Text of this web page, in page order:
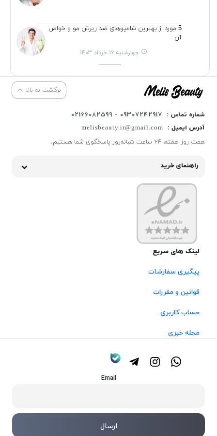
5 مورد از بهترین شامپوهای ضد ریزش مو و خواص
آن
چهارشنبه 16 خرداد 1403
برگشت به بالا
شماره تماس :
09307242917 - 02166082599
آدرس ایمیل :
melisbeauty.ir@gmail.com
هفت روز هفته، ۲۴ ساعت شبانه‌روز پاسخگوی شما هستیم.
راهنمای خرید
لینک های سریع
پیگیری سفارشات
قوانین و مقررات
حساب کاربری
مجله خبری
Email